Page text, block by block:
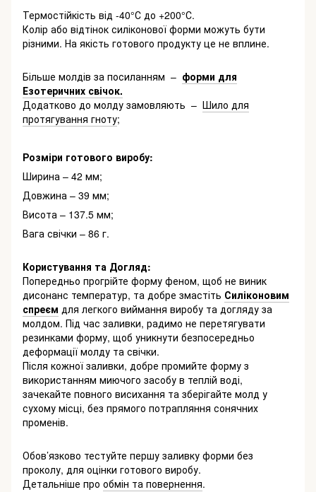
Термостійкість від -40°С до +200°С.
Колір або відтінок силіконової форми можуть бути
різними. На якість готового продукту це не вплине.
Більше молдів за посиланням – форми для
Езотеричних свічок.
Додатково до молду замовляють – Шило для
протягування гноту;
Розміри готового виробу:
Ширина – 42 мм;
Довжина – 39 мм;
Висота – 137.5 мм;
Вага свічки – 86 г.
Користування та Догляд:
Попередньо прогрійте форму феном, щоб не виник
дисонанс температур, та добре змастіть Силіконовим
спреєм для легкого виймання виробу та догляду за
молдом. Під час заливки, радимо не перетягувати
резинками форму, щоб уникнути безпосередньо
деформації молду та свічки.
Після кожної заливки, добре промийте форму з
використанням миючого засобу в теплій воді,
зачекайте повного висихання та зберігайте молд у
сухому місці, без прямого потрапляння сонячних
променів.
Обов’язково тестуйте першу заливку форми без
проколу, для оцінки готового виробу.
Детальніше про обмін та повернення.